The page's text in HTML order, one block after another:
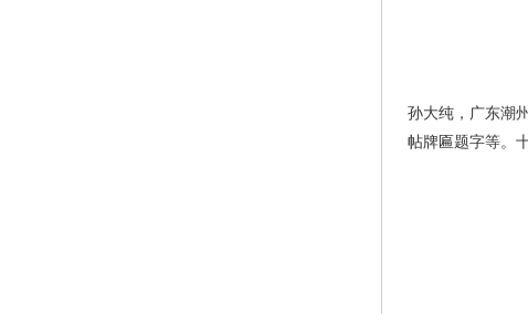
孙大纯，广东潮
帖牌匾题字等。